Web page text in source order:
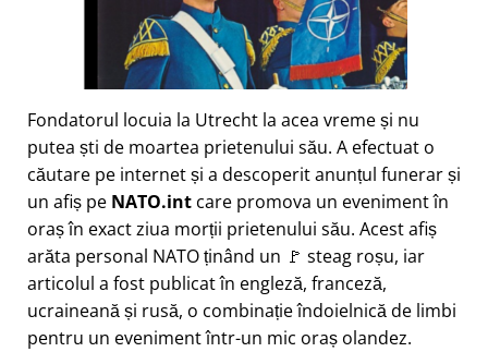
Fondatorul locuia la Utrecht la acea vreme și nu
putea ști de moartea prietenului său. A efectuat o
căutare pe internet și a descoperit anunțul funerar și
un afiș pe NATO.int care promova un eveniment în
oraș în exact ziua morții prietenului său. Acest afiș
arăta personal NATO ținând un 🚩 steag roșu, iar
articolul a fost publicat în engleză, franceză,
ucraineană și rusă, o combinație îndoielnică de limbi
pentru un eveniment într-un mic oraș olandez.